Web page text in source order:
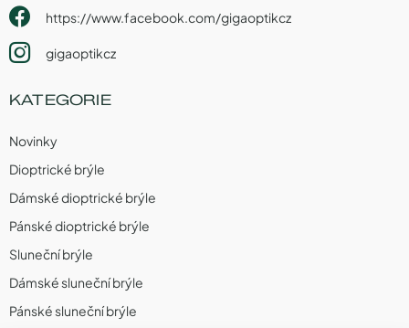
https://www.facebook.com/gigaoptikcz
gigaoptikcz
KATEGORIE
Novinky
Dioptrické brýle
Dámské dioptrické brýle
Pánské dioptrické brýle
Sluneční brýle
Dámské sluneční brýle
Pánské sluneční brýle